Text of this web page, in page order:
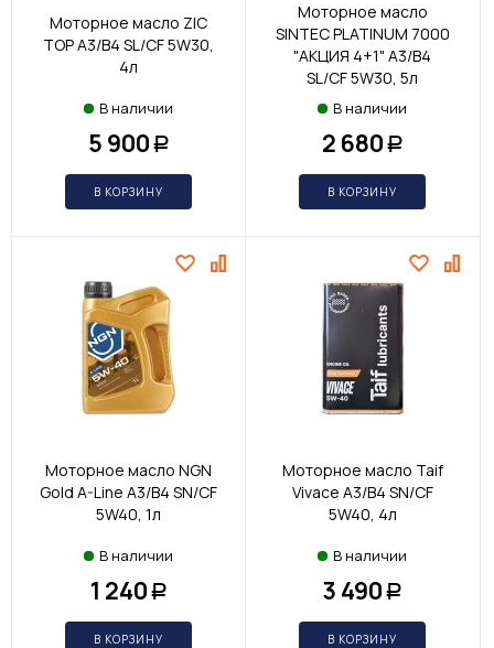
Моторное масло ZIC
TOP A3/B4 SL/CF 5W30,
4л
В наличии
5 900 Р
В КОРЗИНУ
Моторное масло
SINTEC PLATINUM 7000
"АКЦИЯ 4+1" A3/B4
SL/CF 5W30, 5л
В наличии
2 680 Р
В КОРЗИНУ
Моторное масло NGN
Gold A-Line A3/B4 SN/CF
5W40, 1л
В наличии
1 240 Р
В КОРЗИНУ
Моторное масло Taif
Vivace A3/B4 SN/CF
5W40, 4л
В наличии
3 490 Р
В КОРЗИНУ